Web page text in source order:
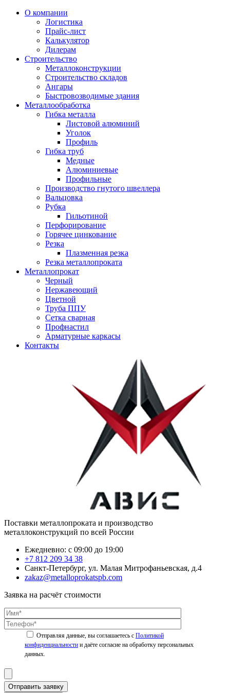
О компании
Логистика
Прайс-лист
Калькулятор
Дилерам
Строительство
Металлоконструкции
Строительство складов
Ангары
Быстровозводимые здания
Металлообработка
Гибка металла
Листовой алюминий
Уголок
Профиль
Гибка труб
Медные
Алюминиевые
Профильные
Производство гнутого швеллера
Вальцовка
Рубка
Гильотиной
Перфорирование
Горячее цинкование
Резка
Плазменная резка
Резка металлопроката
Металлопрокат
Черный
Нержавеющий
Цветной
Труба ППУ
Сетка сварная
Профнастил
Арматурные каркасы
Контакты
Поставки металлопроката и производство
металлоконструкций по всей России
Ежедневно: с 09:00 до 19:00
+7 812 209 34 38
Санкт-Петербург, ул. Малая Митрофаньевская, д.4
zakaz@metalloprokatspb.com
Заявка на расчёт стоимости
Политикой
конфиденциальности
Отправить заявку